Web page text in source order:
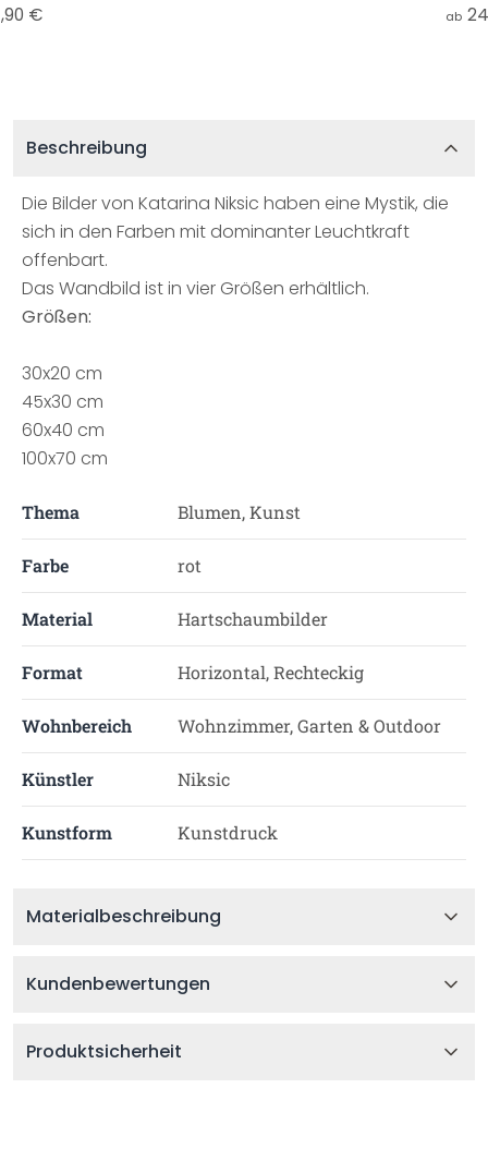
€
ab
Beschreibung
Die Bilder von Katarina Niksic haben eine Mystik, die
sich in den Farben mit dominanter Leuchtkraft
offenbart.
Das Wandbild ist in vier Größen erhältlich.
Größen:
30x20 cm
45x30 cm
60x40 cm
100x70 cm
Thema Blumen, Kunst
Farbe rot
Material Hartschaumbilder
Format Horizontal, Rechteckig
Wohnbereich Wohnzimmer, Garten & Outdoor
Künstler Niksic
Kunstform Kunstdruck
Materialbeschreibung
Kundenbewertungen
Produktsicherheit